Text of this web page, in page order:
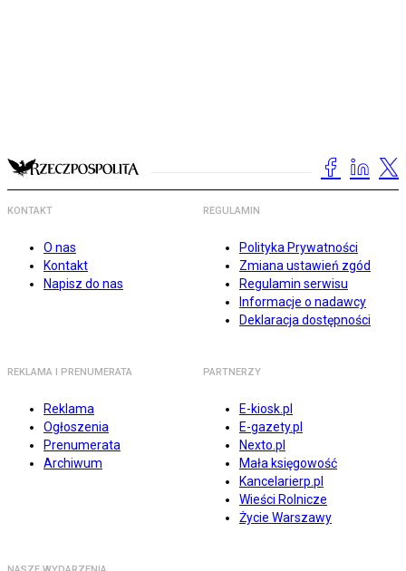
KONTAKT
O nas
Kontakt
Napisz do nas
REGULAMIN
Polityka Prywatności
Zmiana ustawień zgód
Regulamin serwisu
Informacje o nadawcy
Deklaracja dostępności
REKLAMA I PRENUMERATA
Reklama
Ogłoszenia
Prenumerata
Archiwum
PARTNERZY
E-kiosk.pl
E-gazety.pl
Nexto.pl
Mała księgowość
Kancelarierp.pl
Wieści Rolnicze
Życie Warszawy